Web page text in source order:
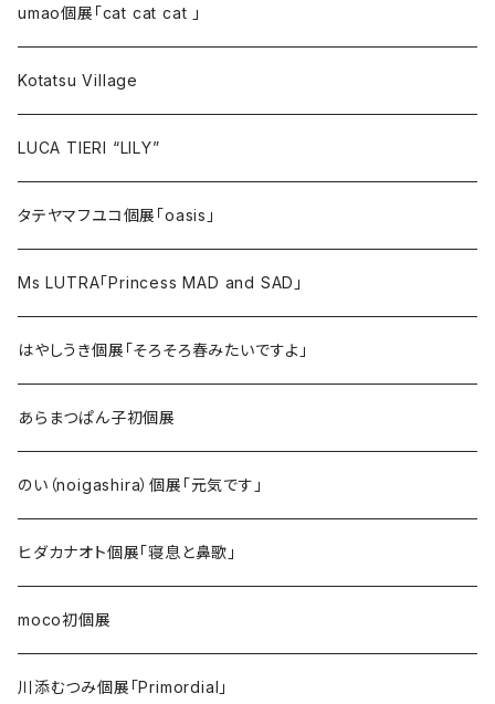
umao個展「cat cat cat 」
Kotatsu Village
LUCA TIERI “LILY”
タテヤマフユコ個展「oasis」
Ms LUTRA「Princess MAD and SAD」
はやしうき個展「そろそろ春みたいですよ」
あらまつぱん子初個展
のい（noigashira）個展「元気です」
ヒダカナオト個展「寝息と鼻歌」
moco初個展
川添むつみ個展「Primordial」